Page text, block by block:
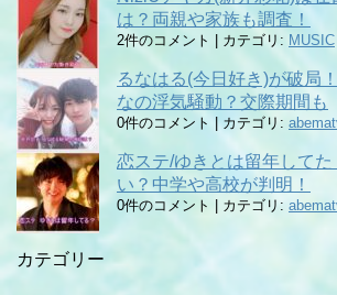
は？両親や家族も調査！
2件のコメント カテゴリ: MUSIC
るなはる(今日好き)が破局
なの浮気騒動？交際期間も
0件のコメント | カテゴリ:
恋ステ/ゆきとは留年して
い？中学や高校が判明！
0件のコメント カテゴリ:
カテゴリー